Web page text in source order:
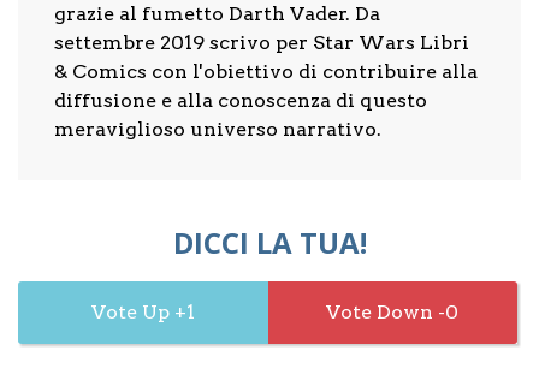
grazie al fumetto Darth Vader. Da
settembre 2019 scrivo per Star Wars Libri
& Comics con l'obiettivo di contribuire alla
diffusione e alla conoscenza di questo
meraviglioso universo narrativo.
DICCI LA TUA!
1 0